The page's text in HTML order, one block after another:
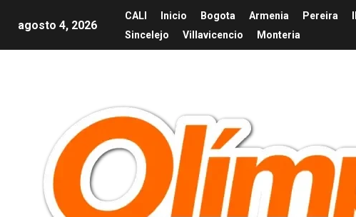
agosto 4, 2026
CALI Inicio Bogota Armenia Pereira
Sincelejo
Villavicencio Monteria